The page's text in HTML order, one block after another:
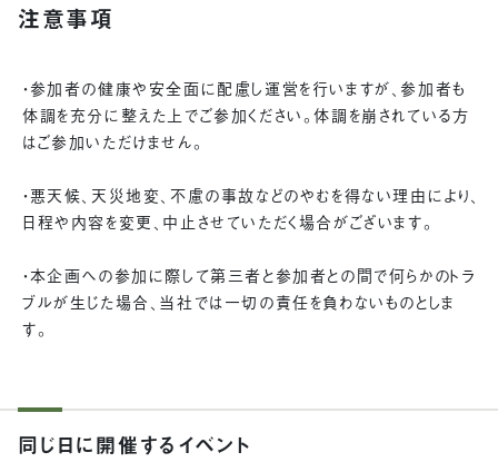
注意事項
・参加者の健康や安全面に配慮し運営を行いますが、参加者も
体調を充分に整えた上でご参加ください。体調を崩されている方
はご参加いただけません。
・悪天候、天災地変、不慮の事故などのやむを得ない理由により、
日程や内容を変更、中止させていただく場合がございます。
・本企画への参加に際して第三者と参加者との間で何らかのトラ
ブルが生じた場合、当社では一切の責任を負わないものとしま
す。
同じ日に開催するイベント